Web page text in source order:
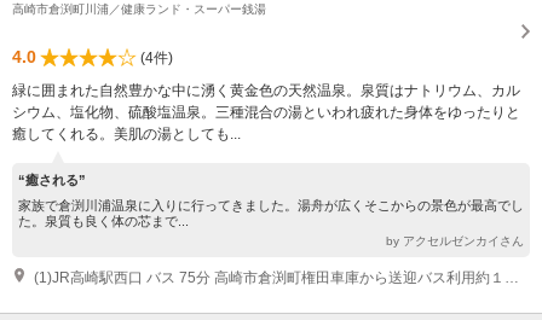
高崎市倉渕町川浦／健康ランド・スーパー銭湯
4.0
(4件)
緑に囲まれた自然豊かな中に湧く黄金色の天然温泉。泉質はナトリウム、カル
シウム、塩化物、硫酸塩温泉。三種混合の湯といわれ疲れた身体をゆったりと
癒してくれる。美肌の湯としても...
“癒される”
家族で倉渕川浦温泉に入りに行ってきました。湯舟が広くそこからの景色が最高でし
た。泉質も良く体の芯まで...
by アクセルゼンカイさん
(1)JR高崎駅西口 バス 75分 高崎市倉渕町権田車庫から送迎バス利用約１５分 ＪＲ高崎駅東口 バス 60分 宿泊者専用直行便（要予約）◆行き１３：００発 ◆帰りＪＲ高崎駅東口行き１１：００発 ＪＲ安中榛名駅 バス 30分 はまゆう山荘送迎バス利用（要予約）